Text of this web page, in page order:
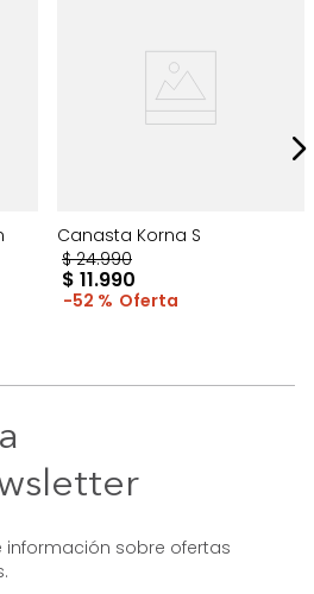
Canasta Korna S
$ 24.990
$ 11.990
52 %
información sobre ofertas